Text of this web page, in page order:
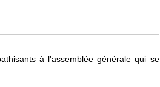
à l'assemblée générale qui se